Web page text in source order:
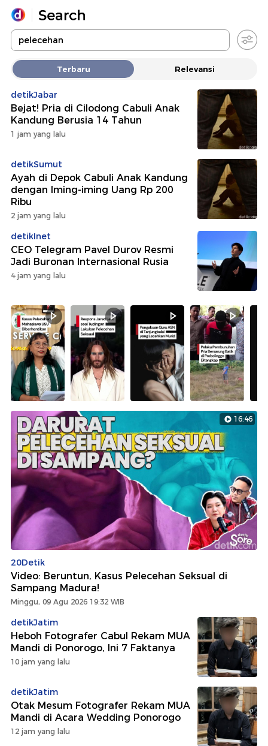
Yang sedang ramai dicari
Loading...
Promoted
Terakhir yang dicari
Terbaru Relevansi
detikJabar
Bejat! Pria di Cilodong Cabuli Anak
Kandung Berusia 14 Tahun
1 jam yang lalu
detikSumut
Ayah di Depok Cabuli Anak Kandung
dengan Iming-iming Uang Rp 200
Ribu
2 jam yang lalu
detikInet
CEO Telegram Pavel Durov Resmi
Jadi Buronan Internasional Rusia
4 jam yang lalu
16:46
20Detik
Video: Beruntun, Kasus Pelecehan Seksual di
Sampang Madura!
Minggu, 09 Agu 2026 19:32 WIB
detikJatim
Heboh Fotografer Cabul Rekam MUA
Mandi di Ponorogo, Ini 7 Faktanya
10 jam yang lalu
detikJatim
Otak Mesum Fotografer Rekam MUA
Mandi di Acara Wedding Ponorogo
12 jam yang lalu